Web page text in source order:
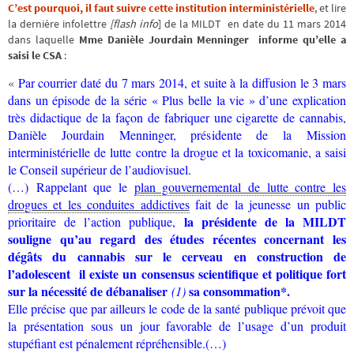
C’est pourquoi, il faut suivre cette institution interministérielle, et lire
la dernière infolettre [flash info] de la MILDT en date du 11 mars 2014
dans laquelle Mme Danièle Jourdain Menninger informe qu’elle a
saisi le CSA :
« Par courrier daté du 7 mars 2014, et suite à la diffusion le 3 mars
dans un épisode de la série « Plus belle la vie » d’une explication
très didactique de la façon de fabriquer une cigarette de cannabis,
Danièle Jourdain Menninger, présidente de la Mission
interministérielle de lutte contre la drogue et la toxicomanie, a saisi
le Conseil supérieur de l’audiovisuel.
(…) Rappelant que le plan gouvernemental de lutte contre les
drogues et les conduites addictivesfait de la jeunesse un public
prioritaire de l’action publique, la présidente de la MILDT
souligne qu’au regard des études récentes concernant les
dégâts du cannabis sur le cerveau en construction de
l’adolescent il existe un consensus scientifique et politique fort
sur la nécessité de débanaliser (1)sa consommation*.
Elle précise que par ailleurs le code de la santé publique prévoit que
la présentation sous un jour favorable de l’usage d’un produit
stupéfiant est pénalement répréhensible.(…)